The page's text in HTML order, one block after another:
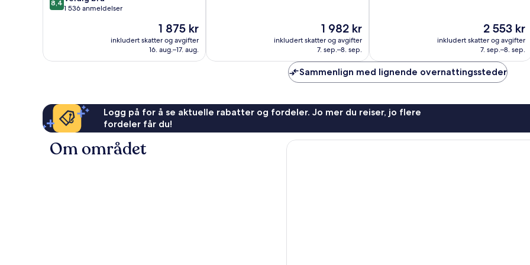
Hilton
av
anmeldelser
8,4
1 536 anmeldelser
Prisen
er
1 875 kr
1 875 kr
inkludert skatter og avgifter
16. aug.–17. aug.
Prisen
er
1 982 kr
1 982 kr
inkludert skatter og avgifter
7. sep.–8. sep.
Prisen
er
2 553 kr
2 553 kr
inkludert skatter og avgifter
7. sep.–8. sep.
Sammenlign med lignende overnattingssteder
Logg på for å se aktuelle rabatter og fordeler. Jo mer du reiser, jo flere
fordeler får du!
Om området